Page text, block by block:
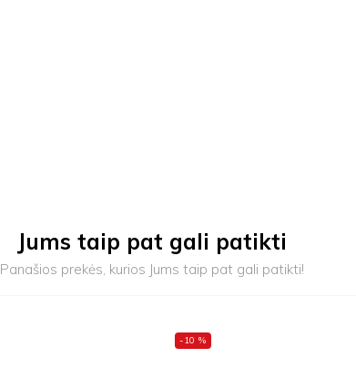
Jums taip pat gali patikti
Panašios prekės, kurios Jums taip pat gali patikti!
-10 %